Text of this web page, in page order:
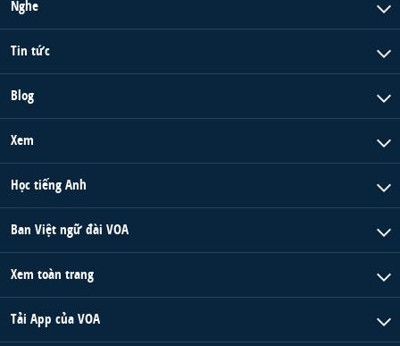
Nghe
Tin tức
Blog
Xem
Học tiếng Anh
Ban Việt ngữ đài VOA
Xem toàn trang
Tải App của VOA